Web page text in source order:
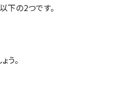
下の2つです。
う。